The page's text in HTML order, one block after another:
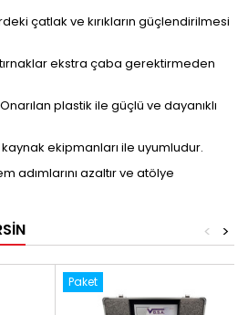
çatlak ve kırıkların güçlendirilmesi
tırnaklar ekstra çaba gerektirmeden
plastik ile güçlü ve dayanıklı
ekipmanları ile uyumludur.
adımlarını azaltır ve atölye
>
<
Paket